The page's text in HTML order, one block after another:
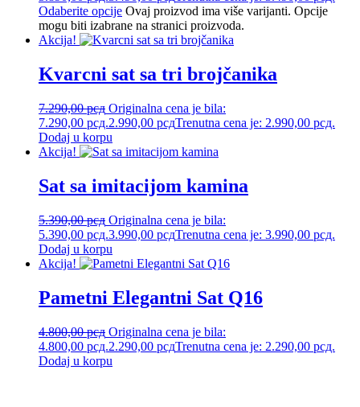
Odaberite opcije Ovaj proizvod ima više varijanti. Opcije
mogu biti izabrane na stranici proizvoda.
Akcija!
Kvarcni sat sa tri brojčanika
7.290,00рсд Originalna cena je bila:
7.290,00 рсд.2.990,00 рсдTrenutna cena je: 2.990,00 рсд.
Dodaj u korpu
Akcija!
Sat sa imitacijom kamina
5.390,00рсд Originalna cena je bila:
5.390,00 рсд.3.990,00 рсдTrenutna cena je: 3.990,00 рсд.
Dodaj u korpu
Akcija!
Pametni Elegantni Sat Q16
4.800,00рсд Originalna cena je bila:
4.800,00 рсд.2.290,00 рсдTrenutna cena je: 2.290,00 рсд.
Dodaj u korpu